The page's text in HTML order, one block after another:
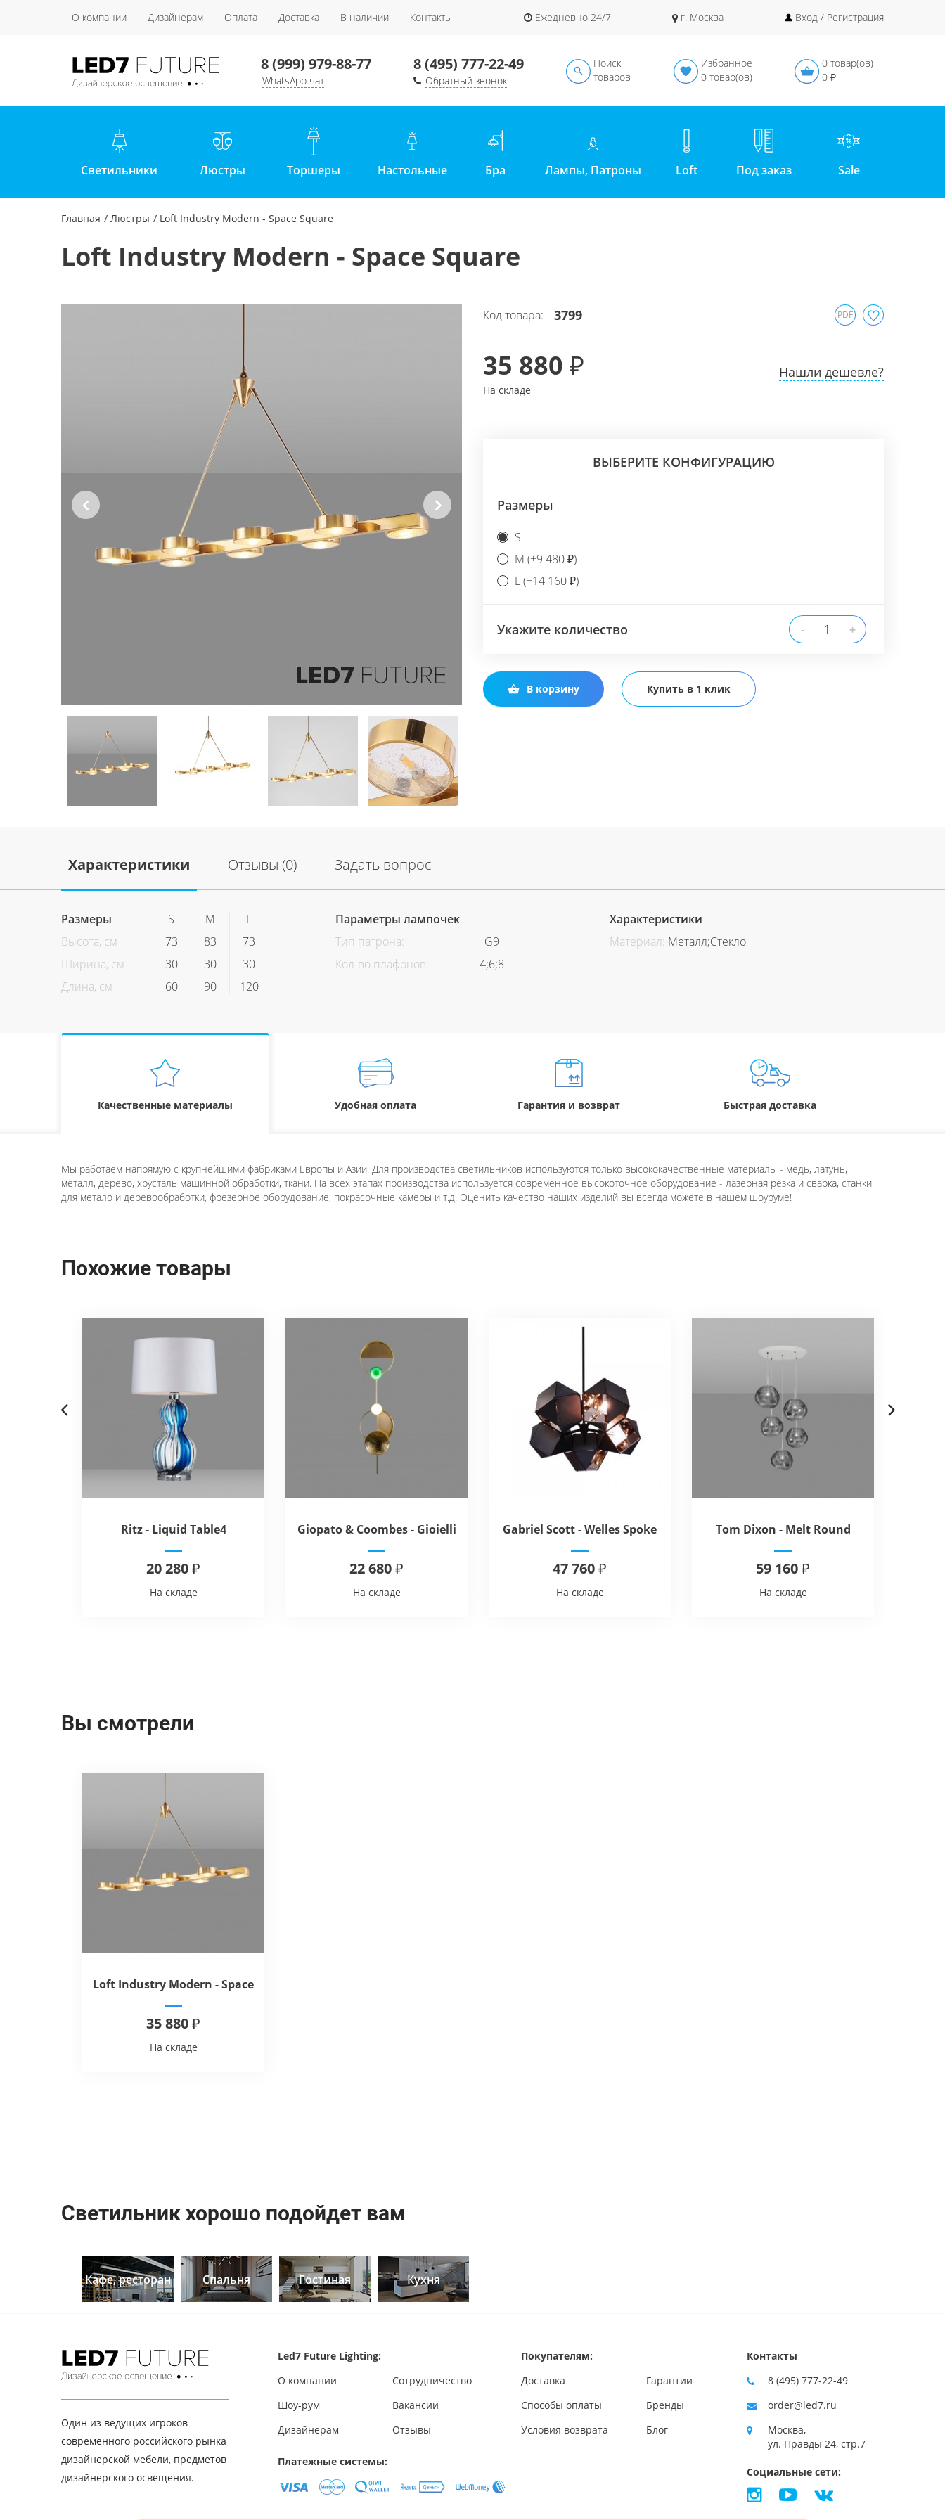
О компании Дизайнерам Оплата Доставка В наличии Контакты Ежедневно 24/7 г. Москва Вход / Регистрация
8 (999) 979-88-77
WhatsApp чат
8 (495) 777-22-49
Обратный звонок
Поиск
товаров
Избранное
0 товар(ов)
0 товар(ов)
0 ₽
Светильники Люстры Торшеры Настольные Бра Лампы, Патроны Loft Под заказ Sale
Главная Люстры Loft Industry Modern - Space Square
Loft Industry Modern - Space Square
Previous Next
Код товара: 3799 PDF
35 880 ₽
На складе
Нашли дешевле?
ВЫБЕРИТЕ КОНФИГУРАЦИЮ
Размеры
S
M (+9 480 ₽)
L (+14 160 ₽)
Укажите количество - +
В корзину Купить в 1 клик
Характеристики Отзывы (0) Задать вопрос
Размеры S M
L
Высота, см
73 83
73
Ширина, см
30 30
30
Длина, см
60 90 120
Параметры лампочек
Тип патрона:
G9
Кол-во плафонов:
4;6;8
Характеристики
Материал: Металл;Стекло
Качественные материалы Удобная оплата Гарантия и возврат Быстрая доставка
Мы работаем напрямую с крупнейшими фабриками Европы и Азии. Для производства светильников используются только высококачественные материалы - медь, латунь,
металл, дерево, хрусталь машинной обработки, ткани. На всех этапах производства используется современное высокоточное оборудование - лазерная резка и сварка, станки
для метало и деревообработки, фрезерное оборудование, покрасочные камеры и т.д. Оценить качество наших изделий вы всегда можете в нашем шоуруме!
Похожие товары
Ritz - Liquid Table4
20 280 ₽
На складе
Giopato & Coombes - Gioielli
22 680 ₽
На складе
Gabriel Scott - Welles Spoke
47 760 ₽
На складе
Tom Dixon - Melt Round
59 160 ₽
На складе
Вы смотрели
Loft Industry Modern - Space
35 880 ₽
На складе
Светильник хорошо подойдет вам
Кафе, ресторан Спальня Гостиная Кухня
Один из ведущих игроков
современного российского рынка
дизайнерской мебели, предметов
дизайнерского освещения.
Led7 Future Lighting:
О компании
Сотрудничество
Шоу-рум
Вакансии
Дизайнерам
Отзывы
Покупателям:
Доставка
Гарантии
Способы оплаты
Бренды
Условия возврата
Блог
Платежные системы:
Контакты
8 (495) 777-22-49
order@led7.ru
Москва,
ул. Правды 24, стр.7
Социальные сети: